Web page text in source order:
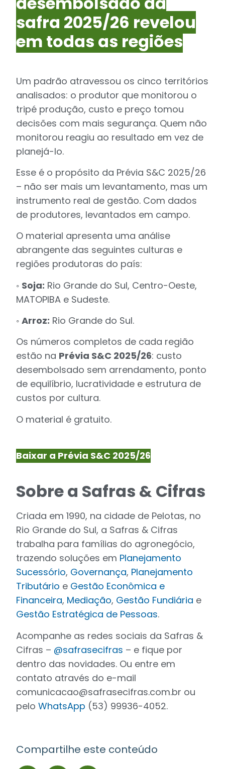
safra 2025/26 revelou
em todas as regiões
Um padrão atravessou os cinco territórios
analisados: o produtor que monitorou o
tripé produção, custo e preço tomou
decisões com mais segurança. Quem não
monitorou reagiu ao resultado em vez de
planejá-lo.
Esse é o propósito da Prévia S&C 2025/26
– não ser mais um levantamento, mas um
instrumento real de gestão. Com dados
de produtores, levantados em campo.
O material apresenta uma análise
abrangente das seguintes culturas e
regiões produtoras do país:
◦ Soja: Rio Grande do Sul, Centro-Oeste,
MATOPIBA e Sudeste.
◦Arroz: Rio Grande do Sul.
Os números completos de cada região
estão na Prévia S&C 2025/26: custo
desembolsado sem arrendamento, ponto
de equilíbrio, lucratividade e estrutura de
custos por cultura.
O material é gratuito.
Baixar a Prévia S&C 2025/26
Sobre a Safras & Cifras
Criada em 1990, na cidade de Pelotas, no
Rio Grande do Sul, a Safras & Cifras
trabalha para famílias do agronegócio,
trazendo soluções em Planejamento
Sucessório, Governança, Planejamento
Tributário e Gestão Econômica e
Financeira, Mediação, Gestão Fundiária e
Gestão Estratégica de Pessoas.
Acompanhe as redes sociais da Safras &
Cifras – @safrasecifras – e fique por
dentro das novidades. Ou entre em
contato através do e-mail
comunicacao@safrasecifras.com.br ou
peloWhatsApp (53) 99936-4052.
Compartilhe este conteúdo